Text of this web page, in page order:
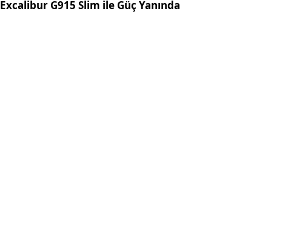
Excalibur G915 Slim ile Güç Yanında